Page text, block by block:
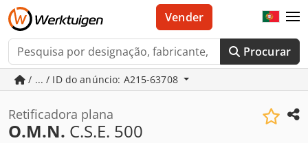
Procurar
Vender
/ ... / ID do anúncio: A215-63708
Retificadora plana
O.M.N. C.S.E. 500